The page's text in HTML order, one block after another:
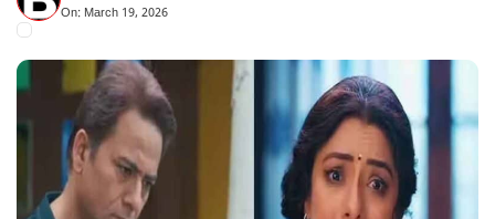
On: March 19, 2026